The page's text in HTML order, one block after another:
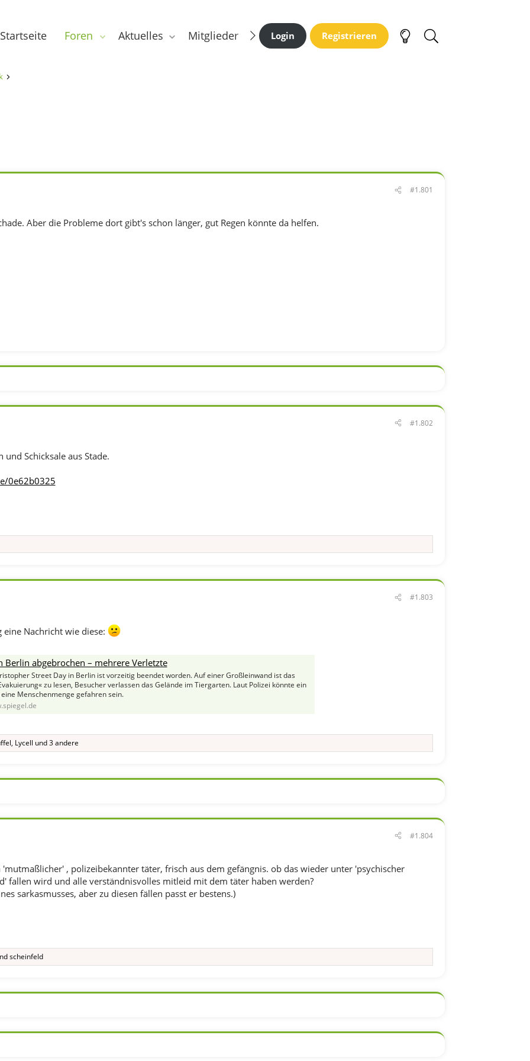
Startseite Foren Aktuelles Mitglieder Login Registrieren
#1.801
Aber die Probleme dort gibt's schon länger, gut Regen könnte da helfen.
#1.802
und Schicksale aus Stade.
0e62b0325
#1.803
eine Nachricht wie diese:
Berlin abgebrochen – mehrere Verletzte
Street Day in Berlin ist vorzeitig beendet worden. Auf einer Großleinwand ist das
zu lesen, Besucher verlassen das Gelände im Tiergarten. Laut Polizei könnte ein
Menschenmenge gefahren sein.
, Lycell und 3 andere
#1.804
, polizeibekannter täter, frisch aus dem gefängnis. ob das wieder unter 'psychischer
fallen wird und alle verständnisvolles mitleid mit dem täter haben werden?
sarkasmusses, aber zu diesen fällen passt er bestens.)
scheinfeld